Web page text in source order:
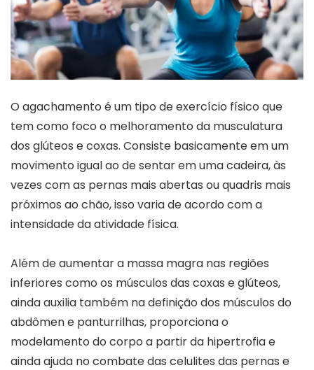
O agachamento é um tipo de exercício físico que
tem como foco o melhoramento da musculatura
dos glúteos e coxas. Consiste basicamente em um
movimento igual ao de sentar em uma cadeira, às
vezes com as pernas mais abertas ou quadris mais
próximos ao chão, isso varia de acordo com a
intensidade da atividade física.
Além de aumentar a massa magra nas regiões
inferiores como os músculos das coxas e glúteos,
ainda auxilia também na definição dos músculos do
abdômen e panturrilhas, proporciona o
modelamento do corpo a partir da hipertrofia e
ainda ajuda no combate das celulites das pernas e